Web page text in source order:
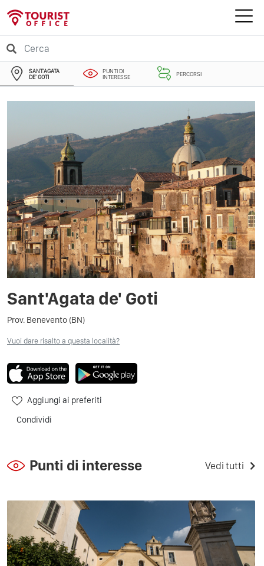
SANT'AGATA
DE' GOTI
PUNTI DI
INTERESSE
PERCORSI
Sant'Agata de' Goti
Prov. Benevento (BN)
Vuoi dare risalto a questa località?
Aggiungi ai preferiti
Condividi
Punti di interesse Vedi tutti